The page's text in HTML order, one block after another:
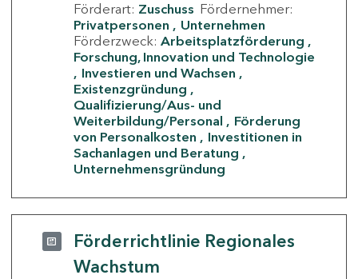
Förderart: Zuschuss Fördernehmer:
Privatpersonen
Unternehmen
Förderzweck: Arbeitsplatzförderung
Forschung, Innovation und Technologie
Investieren und Wachsen
Existenzgründung
Qualifizierung/Aus- und
Weiterbildung/Personal
Förderung
von Personalkosten
Investitionen in
Sachanlagen und Beratung
Unternehmensgründung
Förderrichtlinie Regionales
Wachstum